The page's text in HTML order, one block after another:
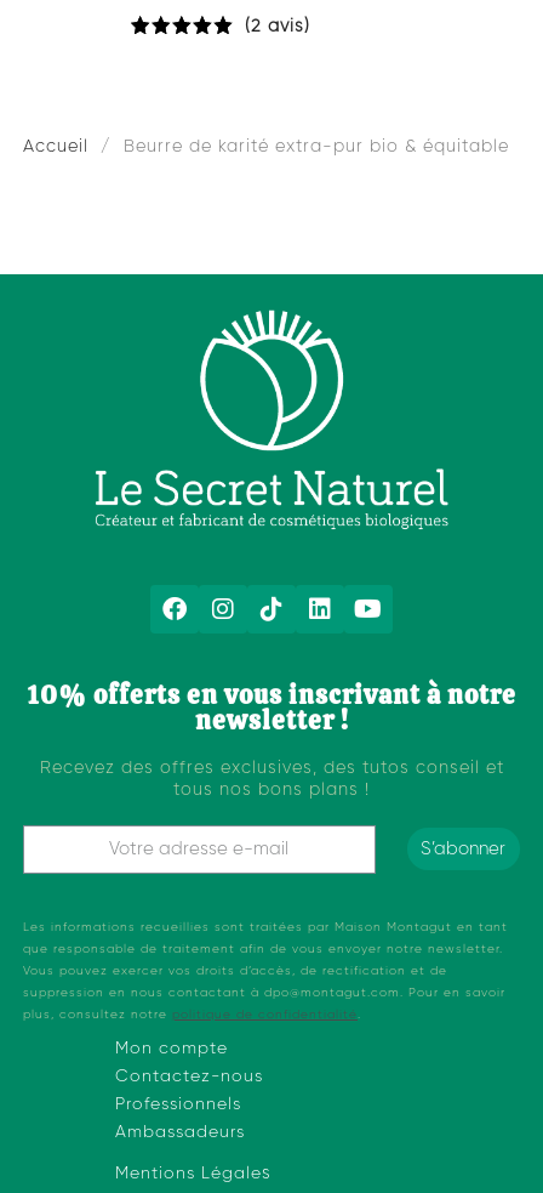
(2 avis)
Accueil Beurre de karité extra-pur bio & équitable
10% offerts en vous inscrivant à notre
newsletter !
Recevez des offres exclusives, des tutos conseil et
tous nos bons plans !
S’abonner
Les informations recueillies sont traitées par Maison Montagut en tant
que responsable de traitement afin de vous envoyer notre newsletter.
Vous pouvez exercer vos droits d’accès, de rectification et de
suppression en nous contactant à dpo@montagut.com. Pour en savoir
plus, consultez notre politique de confidentialité
Mon compte
Contactez-nous
Professionnels
Ambassadeurs
Mentions Légales